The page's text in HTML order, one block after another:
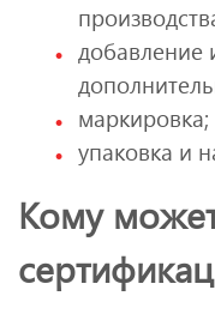
добавление
маркировка;
упаковка и
Кому